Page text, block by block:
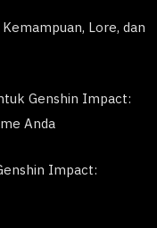
Lore, dan
Genshin Impact:
Anda
Impact: